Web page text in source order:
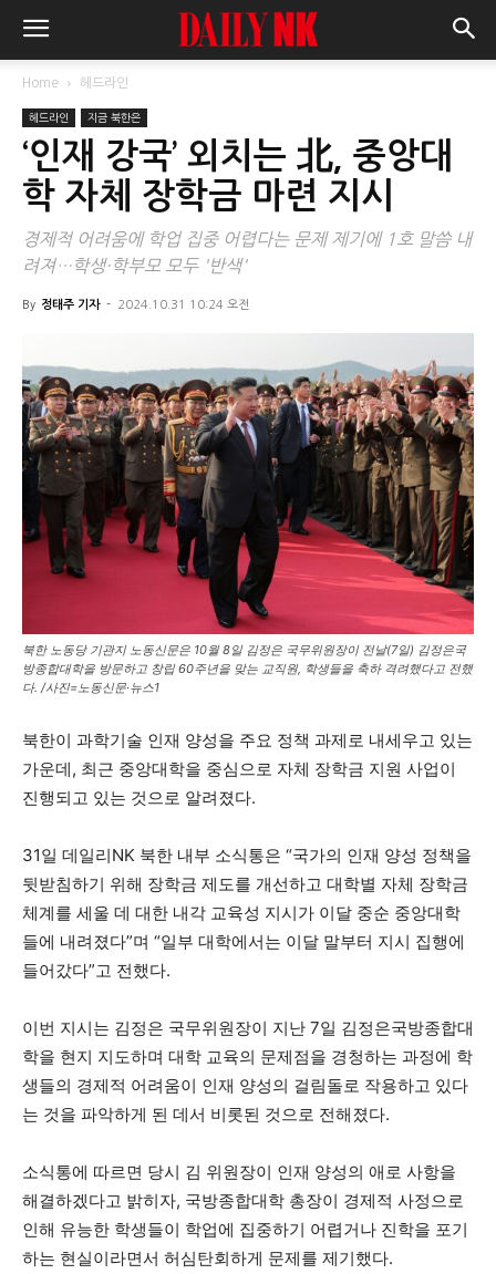
Home 헤드라인
헤드라인 지금 북한은
‘인재 강국’ 외치는 北, 중앙대
학 자체 장학금 마련 지시
경제적 어려움에 학업 집중 어렵다는 문제 제기에 1호 말씀 내
려져…학생·학부모 모두 '반색'
By 정태주 기자 - 2024.10.31 10:24 오전
북한 노동당 기관지 노동신문은 10월 8일 김정은 국무위원장이 전날(7일) 김정은국
방종합대학을 방문하고 창립 60주년을 맞는 교직원, 학생들을 축하 격려했다고 전했
다. /사진=노동신문·뉴스1
북한이 과학기술 인재 양성을 주요 정책 과제로 내세우고 있는
가운데, 최근 중앙대학을 중심으로 자체 장학금 지원 사업이
진행되고 있는 것으로 알려졌다.
31일 데일리NK 북한 내부 소식통은 “국가의 인재 양성 정책을
뒷받침하기 위해 장학금 제도를 개선하고 대학별 자체 장학금
체계를 세울 데 대한 내각 교육성 지시가 이달 중순 중앙대학
들에 내려졌다”며 “일부 대학에서는 이달 말부터 지시 집행에
들어갔다”고 전했다.
이번 지시는 김정은 국무위원장이 지난 7일 김정은국방종합대
학을 현지 지도하며 대학 교육의 문제점을 경청하는 과정에 학
생들의 경제적 어려움이 인재 양성의 걸림돌로 작용하고 있다
는 것을 파악하게 된 데서 비롯된 것으로 전해졌다.
소식통에 따르면 당시 김 위원장이 인재 양성의 애로 사항을
해결하겠다고 밝히자, 국방종합대학 총장이 경제적 사정으로
인해 유능한 학생들이 학업에 집중하기 어렵거나 진학을 포기
하는 현실이라면서 허심탄회하게 문제를 제기했다.